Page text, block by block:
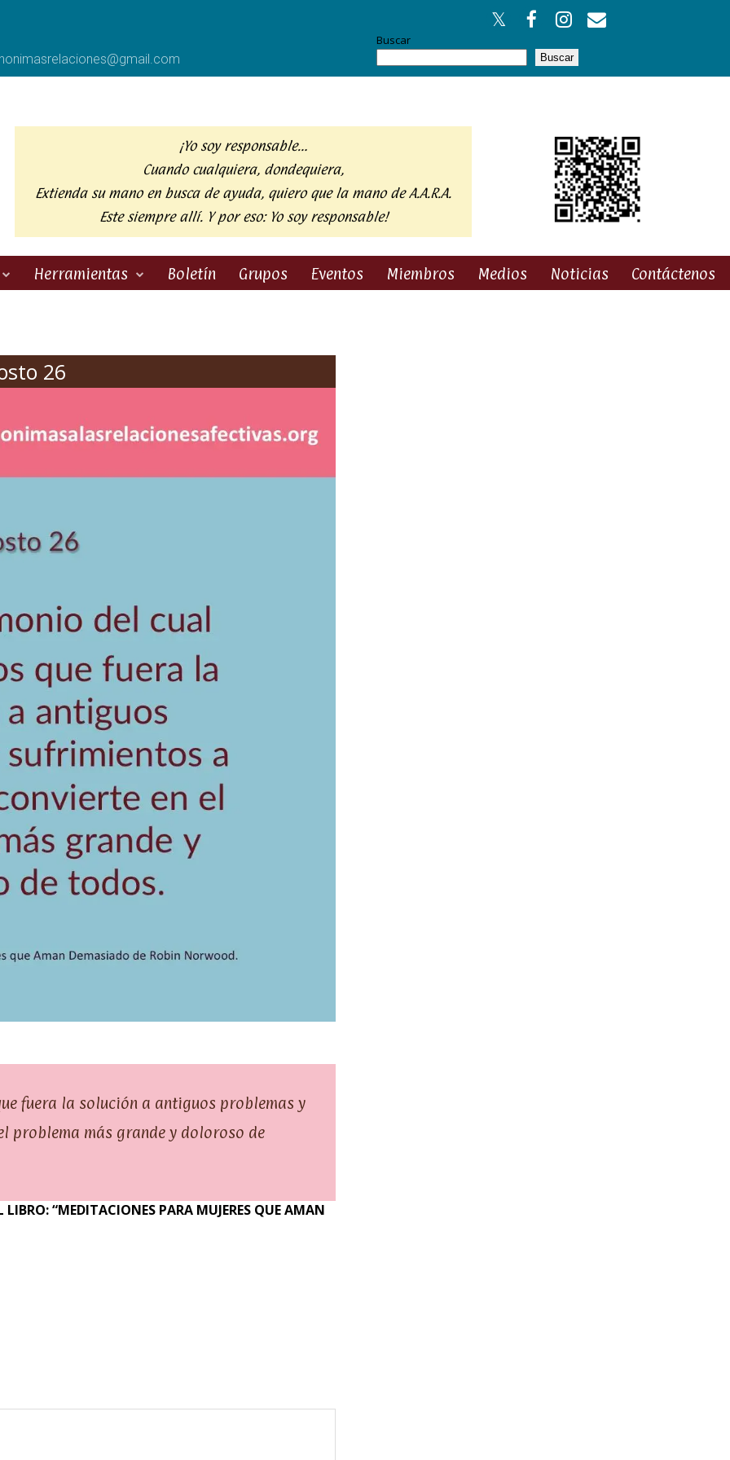
Buscar
Buscar
¡Yo soy responsable…
Cuando cualquiera, dondequiera,
Extienda su mano en busca de ayuda, quiero que la mano de A.A.R.A.
Este siempre allí. Y por eso: Yo soy responsable!
Herramientas Boletín Grupos Eventos Miembros Medios Noticias Contáctenos
26
fuera la solución a antiguos problemas y
problema más grande y doloroso de
“MEDITACIONES PARA MUJERES QUE AMAN